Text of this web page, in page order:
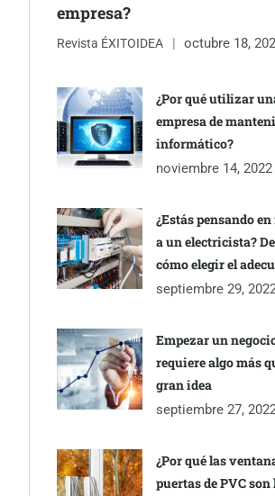
empresa?
Revista ÉXITOIDEA octubre 18,
¿Por qué utilizar
empresa de
informático?
noviembre 14, 2022
¿Estás pensando
a un electricista?
cómo elegir el
septiembre 29,
Empezar un
requiere algo más
gran idea
septiembre 27,
¿Por qué las
puertas de PVC son